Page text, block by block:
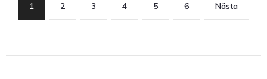
1 2 3 4 5 6 Nästa